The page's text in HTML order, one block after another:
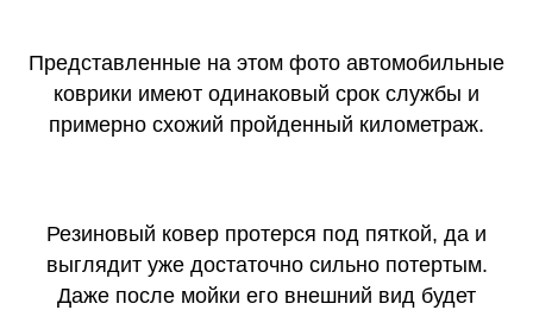
Представленные на этом фото автомобильные
коврики имеют одинаковый срок службы и
примерно схожий пройденный километраж.
Резиновый ковер протерся под пяткой, да и
выглядит уже достаточно сильно потертым.
Даже после мойки его внешний вид будет